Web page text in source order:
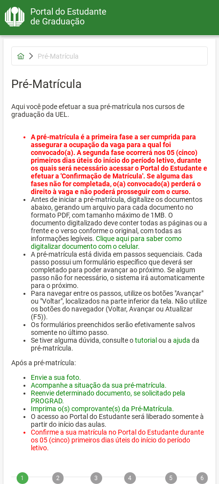
Portal do Estudante
de Graduação
Pré-Matrícula
Pré-Matrícula
Aqui você pode efetuar a sua pré-matrícula nos cursos de
graduação da UEL.
A pré-matrícula é a primeira fase a ser cumprida para
assegurar a ocupação da vaga para a qual foi
convocado(a). A segunda fase ocorrerá nos 05 (cinco)
primeiros dias úteis do início do período letivo, durante
os quais será necessário acessar o Portal do Estudante e
efetuar a 'Confirmação de Matrícula'. Se alguma das
fases não for completada, o(a) convocado(a) perderá o
direito à vaga e não poderá prosseguir com o curso.
Antes de iniciar a pré-matrícula, digitalize os documentos
abaixo, gerando um arquivo para cada documento no
formato PDF, com tamanho máximo de 1MB. O
documento digitalizado deve conter todas as páginas ou a
frente e o verso conforme o original, com todas as
informações legíveis. Clique aqui para saber como
digitalizar documento com o celular.
A pré-matrícula está divida em passos sequenciais. Cada
passo possui um formulário específico que deverá ser
completado para poder avançar ao próximo. Se algum
passo não for necessário, o sistema irá automaticamente
para o próximo.
Para navegar entre os passos, utilize os botões "Avançar"
ou "Voltar", localizados na parte inferior da tela. Não utilize
os botões do navegador (Voltar, Avançar ou Atualizar
(F5)).
Os formulários preenchidos serão efetivamente salvos
somente no último passo.
Se tiver alguma dúvida, consulte otutorial ou a ajuda da
pré-matrícula.
Após a pré-matrícula:
Envie a sua foto.
Acompanhe a situação da sua pré-matrícula.
Reenvie determinado documento, se solicitado pela
PROGRAD.
Imprima o(s) comprovante(s) da Pré-Matrícula.
O acesso ao Portal do Estudante será liberado somente à
partir do início das aulas.
Confirme a sua matrícula no Portal do Estudante durante
os 05 (cinco) primeiros dias úteis do início do período
letivo.
1 2 3 4 5 6